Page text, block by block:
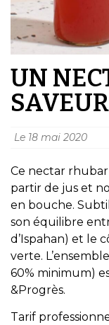
UN
Le 18 mai 2020
Ce nectar
partir de jus et
en bouche.
son équilibre
d’Ispahan) et le
verte.
60% minimum)
&Progrès.
Tarif